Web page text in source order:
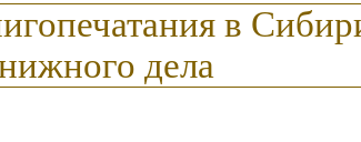
в
дела